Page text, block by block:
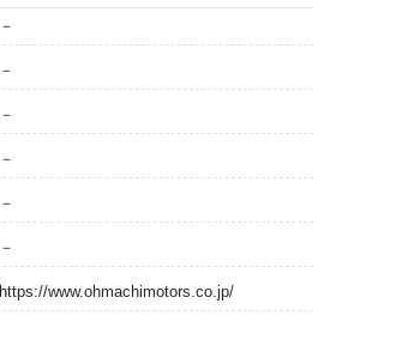
－
－
－
－
－
－
https://www.ohmachimotors.co.jp/